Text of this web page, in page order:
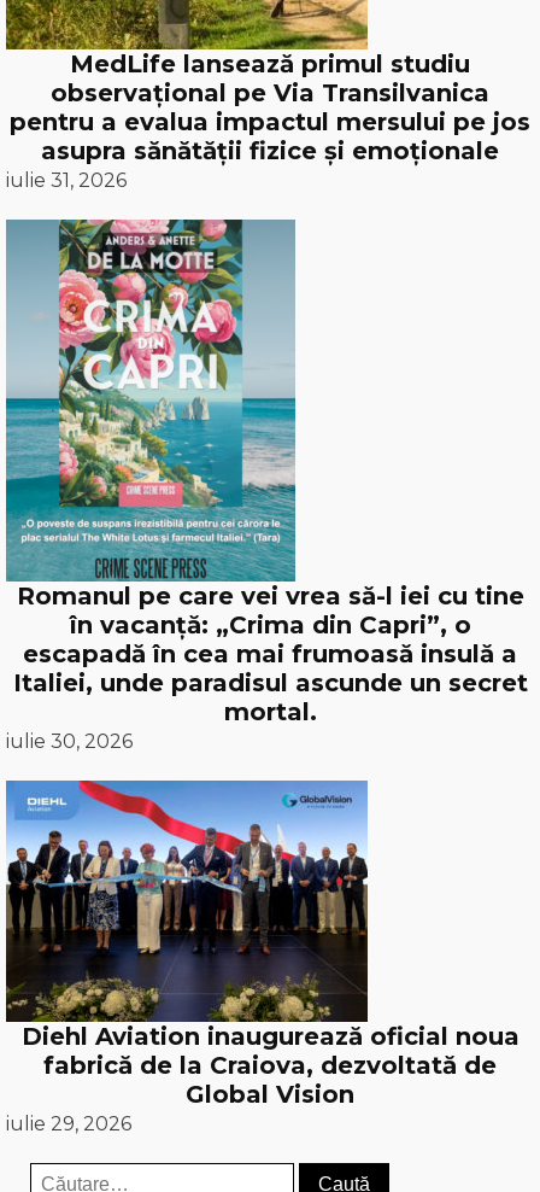
MedLife lansează primul studiu
observațional pe Via Transilvanica
pentru a evalua impactul mersului pe jos
asupra sănătății fizice și emoționale
iulie 31, 2026
Romanul pe care vei vrea să-l iei cu tine
în vacanță: „Crima din Capri”, o
escapadă în cea mai frumoasă insulă a
Italiei, unde paradisul ascunde un secret
mortal.
iulie 30, 2026
Diehl Aviation inaugurează oficial noua
fabrică de la Craiova, dezvoltată de
Global Vision
iulie 29, 2026
Caută